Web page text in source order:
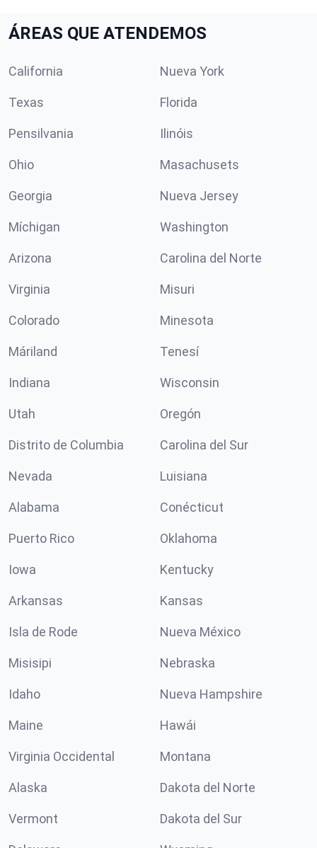
ÁREAS QUE ATENDEMOS
California Nueva York
Texas Florida
Pensilvania Ilinóis
Ohio Masachusets
Georgia Nueva Jersey
Míchigan Washington
Arizona Carolina del Norte
Virginia Misuri
Colorado Minesota
Máriland Tenesí
Indiana Wisconsin
Utah Oregón
Distrito de Columbia Carolina del Sur
Nevada Luisiana
Alabama Conécticut
Puerto Rico Oklahoma
Iowa Kentucky
Arkansas Kansas
Isla de Rode Nueva México
Misisipi Nebraska
Idaho Nueva Hampshire
Maine Hawái
Virginia Occidental Montana
Alaska Dakota del Norte
Vermont Dakota del Sur